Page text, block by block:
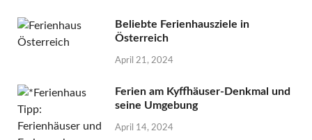
Beliebte Ferienhausziele in
Österreich
April 21, 2024
Ferien am Kyffhäuser-Denkmal und
seine Umgebung
April 14, 2024